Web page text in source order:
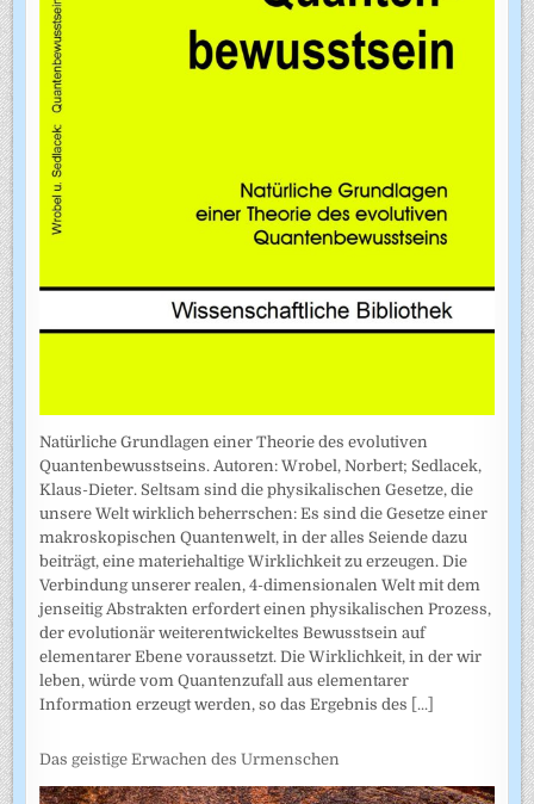
Natürliche Grundlagen einer Theorie des evolutiven
Quantenbewusstseins. Autoren: Wrobel, Norbert; Sedlacek,
Klaus-Dieter. Seltsam sind die physikalischen Gesetze, die
unsere Welt wirklich beherrschen: Es sind die Gesetze einer
makroskopischen Quantenwelt, in der alles Seiende dazu
beiträgt, eine materiehaltige Wirklichkeit zu erzeugen. Die
Verbindung unserer realen, 4-dimensionalen Welt mit dem
jenseitig Abstrakten erfordert einen physikalischen Prozess,
der evolutionär weiterentwickeltes Bewusstsein auf
elementarer Ebene voraussetzt. Die Wirklichkeit, in der wir
leben, würde vom Quantenzufall aus elementarer
Information erzeugt werden, so das Ergebnis des [...]
Das geistige Erwachen des Urmenschen